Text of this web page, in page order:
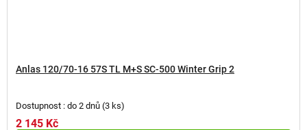
Anlas 120/70-16 57S TL M+S SC-500 Winter Grip 2
Dostupnost : do 2 dnů (3 ks)
2 145 Kč